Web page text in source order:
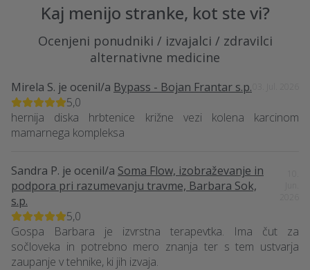
Kaj menijo stranke, kot ste vi?
Ocenjeni ponudniki / izvajalci / zdravilci
alternativne medicine
Mirela S. je ocenil/a Bypass - Bojan Frantar s.p.
5,0
hernija diska hrbtenice križne vezi kolena karcinom
mamarnega kompleksa
Sandra P. je ocenil/a Soma Flow, izobraževanje in
podpora pri razumevanju travme, Barbara Sok,
s.p.
5,0
Gospa Barbara je izvrstna terapevtka. Ima čut za
sočloveka in potrebno mero znanja ter s tem ustvarja
zaupanje v tehnike, ki jih izvaja.